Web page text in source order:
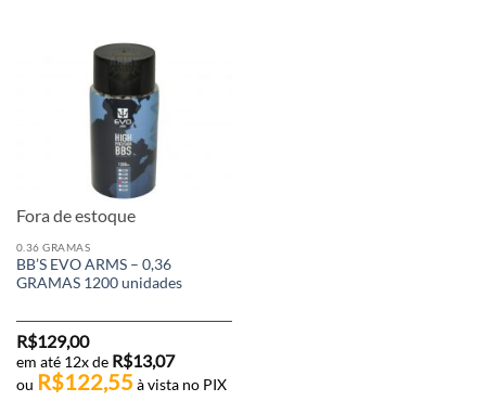
Fora de estoque
0.36 GRAMAS
BB’S EVO ARMS – 0,36
GRAMAS 1200 unidades
R$129,00
em até 12x de R$13,07
ou R$122,55 à vista no PIX